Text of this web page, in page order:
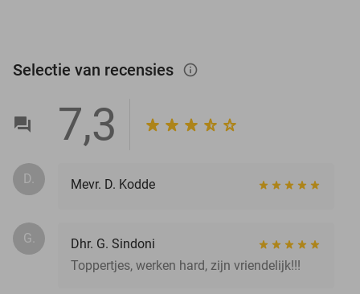
Selectie van recensies info_outlined
7,3
D. Mevr. D. Kodde
G.
Dhr. G. Sindoni
Toppertjes, werken hard, zijn vriendelijk!!!